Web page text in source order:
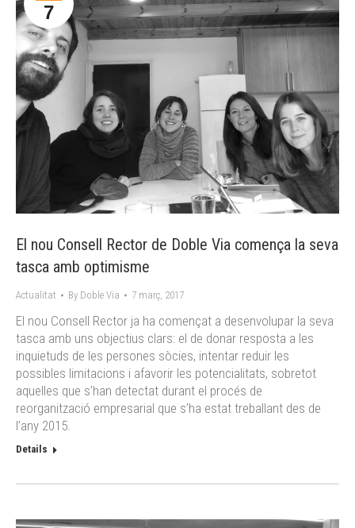
7
El nou Consell Rector de Doble Via comença la seva
tasca amb optimisme
Actualitat By Doble Via 7 març, 2017
El nou Consell Rector ja ha començat a desenvolupar la seva
tasca amb uns objectius clars: el de donar resposta a les
inquietuds de les persones sòcies, intentar reduir les
possibles limitacions i afavorir les potencialitats, sobretot
aquelles que s’han detectat durant el procés de
reorganització empresarial que s’ha estat treballant des de
l’any 2015.
Details